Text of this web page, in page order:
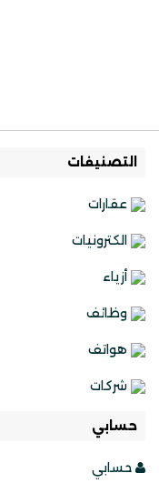
التصنيفات
عقارات
الكترونيات
أزياء
وظائف
هواتف
شركات
حسابي
حسابي